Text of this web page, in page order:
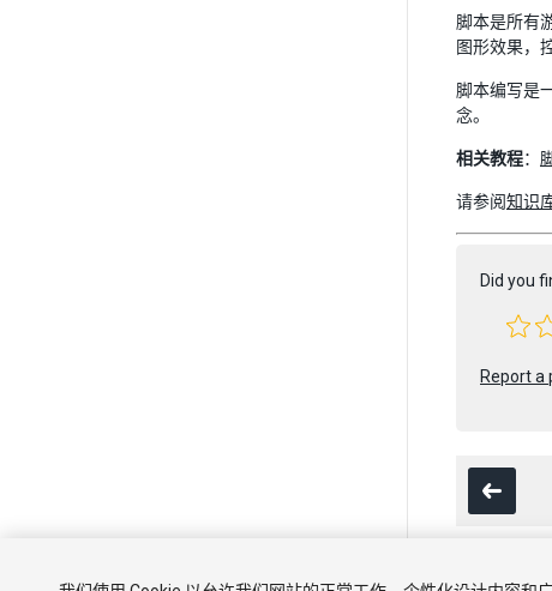
脚本是所有
图形效果，
脚本编写是
念。
相关教程：
请参阅知识
Did you
Report a